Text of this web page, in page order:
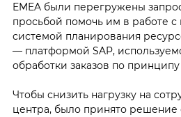
EMEA были перегружены
просьбой помочь им в работе
системой планирования
— платформой SAP,
обработки заказов по
Чтобы снизить нагрузку на
центра, было принято решение